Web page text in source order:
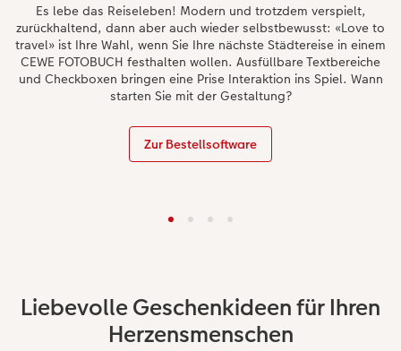
Es lebe das Reiseleben! Modern und trotzdem verspielt,
zurückhaltend, dann aber auch wieder selbstbewusst: «Love to
travel» ist Ihre Wahl, wenn Sie Ihre nächste Städtereise in einem
CEWE FOTOBUCH festhalten wollen. Ausfüllbare Textbereiche
und Checkboxen bringen eine Prise Interaktion ins Spiel. Wann
starten Sie mit der Gestaltung?
Zur Bestellsoftware
Liebevolle Geschenkideen für Ihren
Herzensmenschen